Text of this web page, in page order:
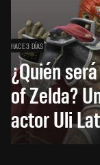
HACE 3 DÍAS
¿Quién
of Zelda?
actor Uli